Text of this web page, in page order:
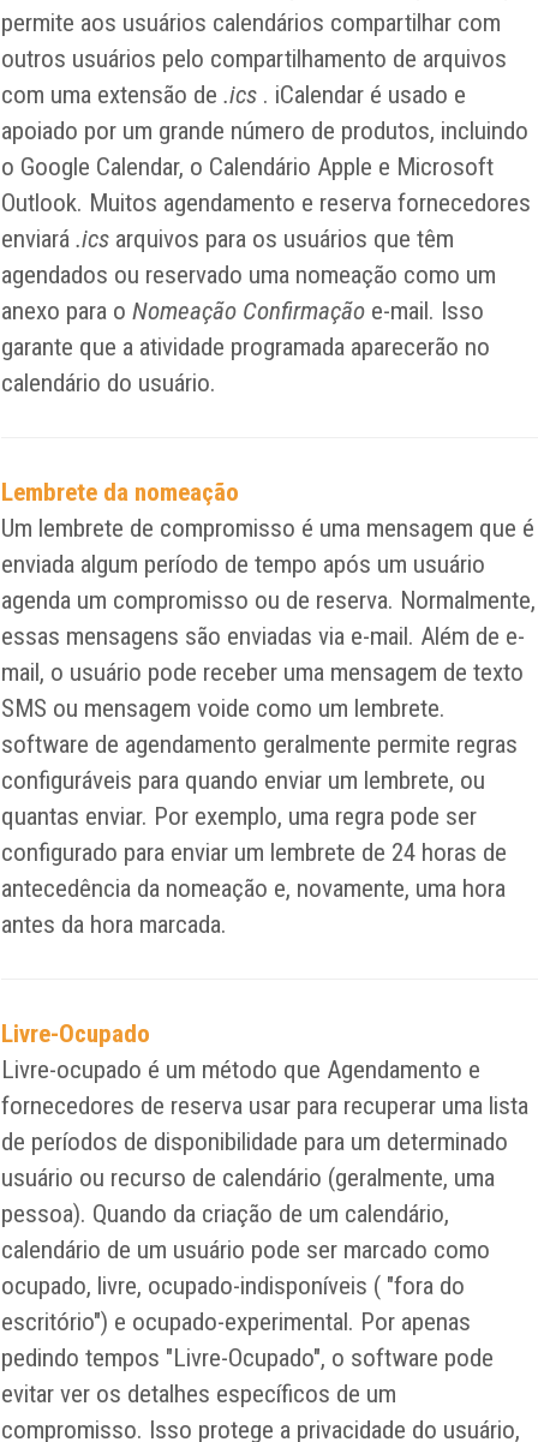
permite aos usuários calendários compartilhar com
outros usuários pelo compartilhamento de arquivos
com uma extensão de.ics . iCalendar é usado e
apoiado por um grande número de produtos, incluindo
o Google Calendar, o Calendário Apple e Microsoft
Outlook. Muitos agendamento e reserva fornecedores
enviará.ics arquivos para os usuários que têm
agendados ou reservado uma nomeação como um
anexo para oNomeação Confirmação e-mail. Isso
garante que a atividade programada aparecerão no
calendário do usuário.
Lembrete da nomeação
Um lembrete de compromisso é uma mensagem que é
enviada algum período de tempo após um usuário
agenda um compromisso ou de reserva. Normalmente,
essas mensagens são enviadas via e-mail. Além de e-
mail, o usuário pode receber uma mensagem de texto
SMS ou mensagem voide como um lembrete.
software de agendamento geralmente permite regras
configuráveis ​​para quando enviar um lembrete, ou
quantas enviar. Por exemplo, uma regra pode ser
configurado para enviar um lembrete de 24 horas de
antecedência da nomeação e, novamente, uma hora
antes da hora marcada.
Livre-Ocupado
Livre-ocupado é um método que Agendamento e
fornecedores de reserva usar para recuperar uma lista
de períodos de disponibilidade para um determinado
usuário ou recurso de calendário (geralmente, uma
pessoa). Quando da criação de um calendário,
calendário de um usuário pode ser marcado como
ocupado, livre, ocupado-indisponíveis ( "fora do
escritório") e ocupado-experimental. Por apenas
pedindo tempos "Livre-Ocupado", o software pode
evitar ver os detalhes específicos de um
compromisso. Isso protege a privacidade do usuário,